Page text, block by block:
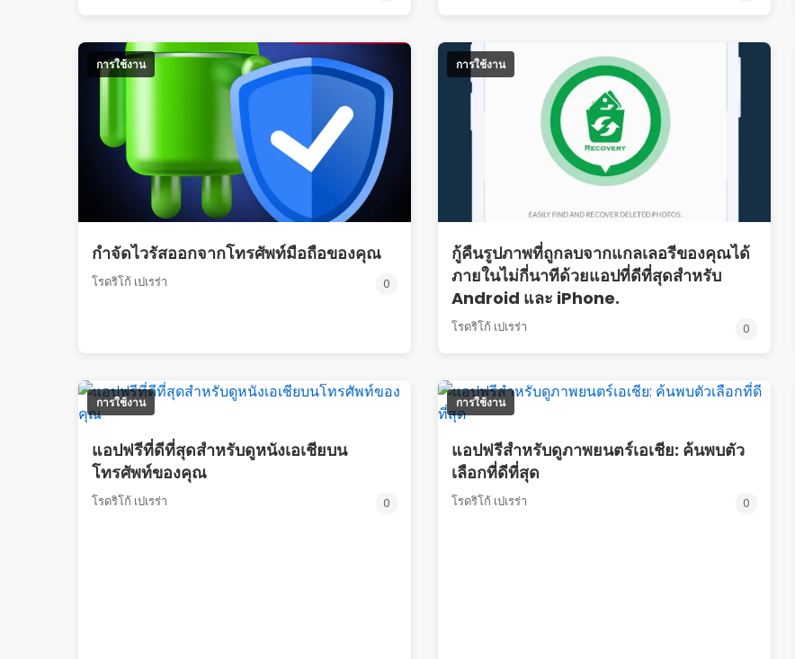
การใช้งาน
กำจัดไวรัสออกจากโทรศัพท์มือถือของคุณ
โรดริโก้ เปเรร่า 0
การใช้งาน
กู้คืนรูปภาพที่ถูกลบจากแกลเลอรีของคุณได้
ภายในไม่กี่นาทีด้วยแอปที่ดีที่สุดสำหรับ
Android และ iPhone.
โรดริโก้ เปเรร่า 0
การใช้งาน
แอปฟรีที่ดีที่สุดสำหรับดูหนังเอเชียบน
โทรศัพท์ของคุณ
โรดริโก้ เปเรร่า 0
การใช้งาน
แอปฟรีสำหรับดูภาพยนตร์เอเชีย: ค้นพบตัว
เลือกที่ดีที่สุด
โรดริโก้ เปเรร่า 0